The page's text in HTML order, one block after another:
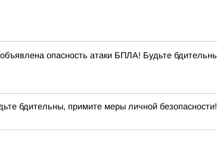
опасность атаки БПЛА! Будьте
бдительны, примите меры личной